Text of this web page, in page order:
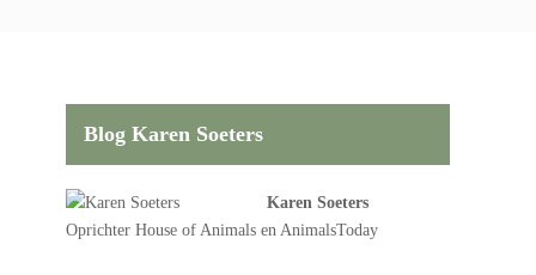
Blog Karen Soeters
Karen Soeters
OprichterHouse of Animals en AnimalsToday